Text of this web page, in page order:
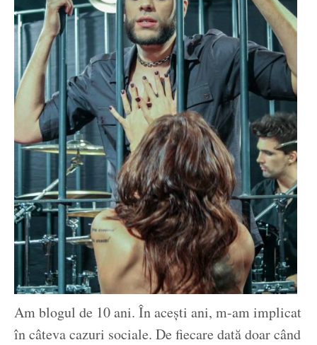
Am blogul de 10 ani. În acești ani, m-am implicat
în câteva cazuri sociale. De fiecare dată doar când